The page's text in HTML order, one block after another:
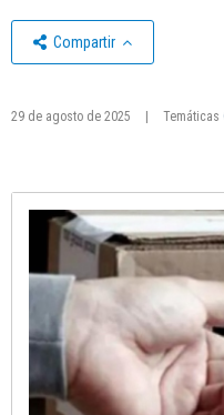
Compartir
29 de agosto de 2025 Temáticas